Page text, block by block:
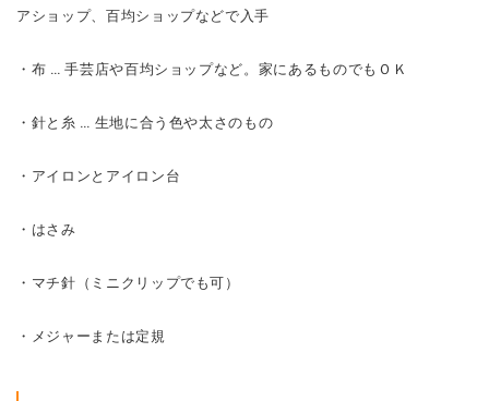
アショップ、百均ショップなどで入手
・布 … 手芸店や百均ショップなど。家にあるものでもＯＫ
・針と糸 … 生地に合う色や太さのもの
・アイロンとアイロン台
・はさみ
・マチ針（ミニクリップでも可）
・メジャーまたは定規